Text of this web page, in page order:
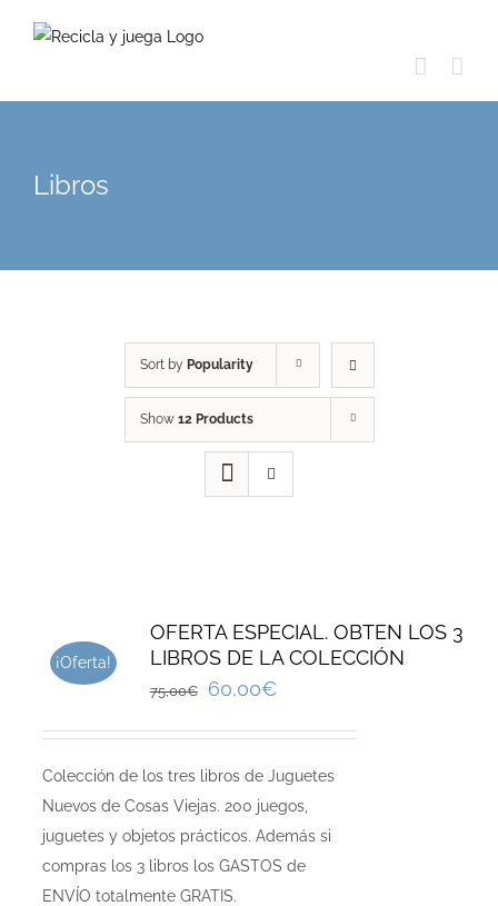
Libros
Sort by Popularity
Show 12 Products
¡Oferta!
OFERTA ESPECIAL. OBTEN LOS 3
LIBROS DE LA COLECCIÓN
75,00€ 60,00€
Colección de los tres libros de Juguetes
Nuevos de Cosas Viejas. 200 juegos,
juguetes y objetos prácticos. Además si
compras los 3 libros los GASTOS de
ENVÍO totalmente GRATIS.